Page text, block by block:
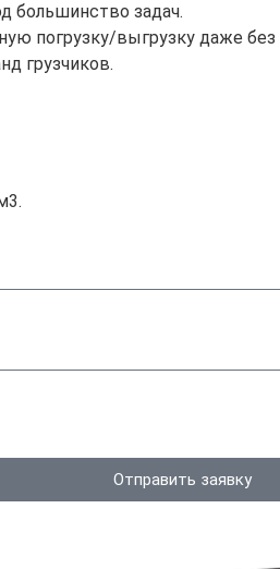
большинство задач.
погрузку/выгрузку даже
грузчиков.
Отправить заявку